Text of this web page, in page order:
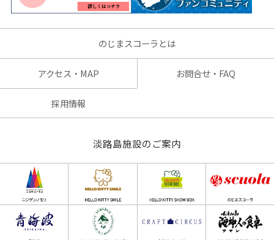
のじまスコーラとは
アクセス・MAP お問合せ・FAQ
採用情報
淡路島施設のご案内